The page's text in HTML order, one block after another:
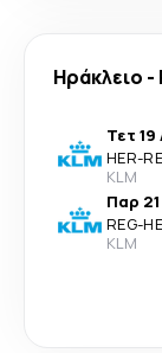
Ηράκλειο -
Τετ
HER-
KLM
Παρ
REG-
KLM